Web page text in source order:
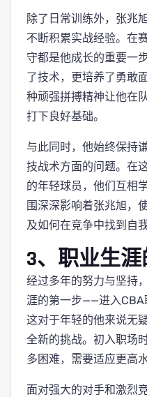
除了日常训练外，张兆
不断积累实战经验。在
守都是他成长的重要一
了技术，更培养了勇敢
种顽强拼搏精神让他在
打下良好基础。
与此同时，他始终保持
技战术方面的问题。在
的年轻球员，他们互相
围深深影响着张兆旭，
及如何在竞争中找到自
3、职业生
经过多年的努力与坚持
涯的第一步——进入CBA
这对于年轻的他来说无
全新的挑战。初入职场
多困难，需要适应更高
面对强大的对手和激烈